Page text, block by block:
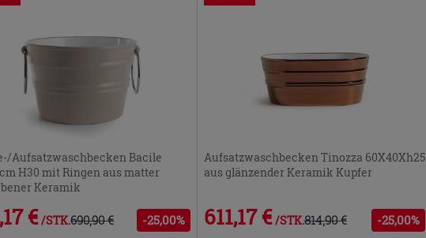
Aufsatzwaschbecken Bacile
H30 mit Ringen aus matter
Keramik
€ /STK.690,90 € -25,00%
Aufsatzwaschbecken Tinozza 60X40Xh25
aus glänzender Keramik Kupfer
611,17 € /STK.814,90 € -25,00%